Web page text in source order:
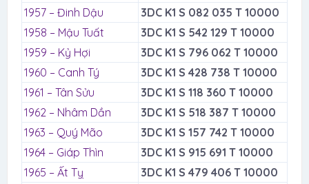
1957 – Đinh Dậu
3DC K1 S 082 035 T 10000
1958 – Mậu Tuất
3DC K1 S 542 129 T 10000
1959 – Kỷ Hợi
3DC K1 S 796 062 T 10000
1960 – Canh Tý
3DC K1 S 428 738 T 10000
1961 – Tân Sửu
3DC K1 S 118 360 T 10000
1962 – Nhâm Dần
3DC K1 S 518 387 T 10000
1963 – Quý Mão
3DC K1 S 157 742 T 10000
1964 – Giáp Thìn
3DC K1 S 915 691 T 10000
1965 – Ất Tỵ
3DC K1 S 479 406 T 10000